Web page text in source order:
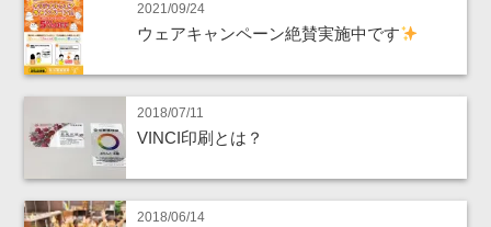
2021/09/24
ウェアキャンペーン絶賛実施中です
2018/07/11
VINCI印刷とは？
2018/06/14